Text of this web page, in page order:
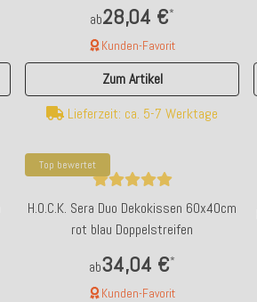
ab28,04 €*
Kunden-Favorit
Zum Artikel
Lieferzeit: ca. 5-7 Werktage
Top bewertet
H.O.C.K. Sera Duo Dekokissen 60x40cm
rot blau Doppelstreifen
ab34,04 €*
Kunden-Favorit